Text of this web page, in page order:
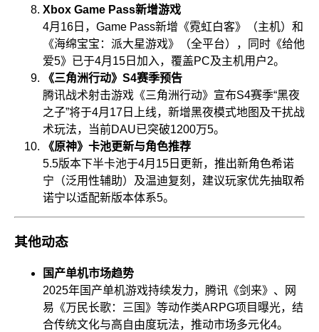
Xbox Game Pass新增游戏
4月16日，Game Pass新增《霓虹白客》（主机）和
《海绵宝宝：派大星游戏》（全平台），同时《给他
爱5》已于4月15日加入，覆盖PC及主机用户2。
《三角洲行动》S4赛季预告
腾讯战术射击游戏《三角洲行动》宣布S4赛季“黑夜
之子”将于4月17日上线，新增黑夜模式地图及干扰战
术玩法，当前DAU已突破1200万5。
《原神》卡池更新与角色推荐
5.5版本下半卡池于4月15日更新，推出新角色希诺
宁（泛用性辅助）及温迪复刻，建议玩家优先抽取希
诺宁以适配新版本体系5。
其他动态
国产单机市场趋势
2025年国产单机游戏持续发力，腾讯《剑来》、网
易《万民长歌：三国》等动作类ARPG项目曝光，结
合传统文化与高自由度玩法，推动市场多元化4。